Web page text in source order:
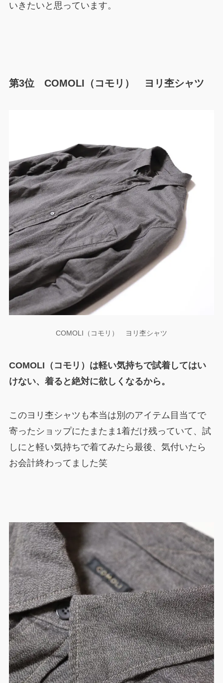
いきたいと思っています。
第3位 COMOLI（コモリ） ヨリ杢シャツ
COMOLI（コモリ） ヨリ杢シャツ
COMOLI（コモリ）は軽い気持ちで試着してはい
けない、着ると絶対に欲しくなるから。
このヨリ杢シャツも本当は別のアイテム目当てで
寄ったショップにたまたま1着だけ残っていて、試
しにと軽い気持ちで着てみたら最後、気付いたら
お会計終わってました笑